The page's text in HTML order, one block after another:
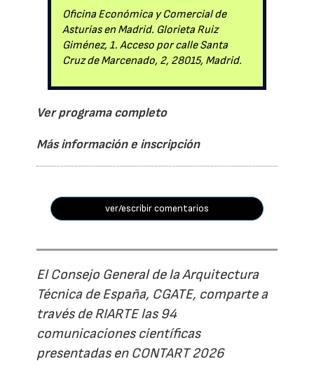
Oficina Económica y Comercial de
Asturias en Madrid. Glorieta Ruiz
Giménez, 1. Acceso por calle Santa
Cruz de Marcenado, 2, 28015, Madrid.
Ver programa completo
Más información e inscripción
ver/escribir comentarios
El Consejo General de la Arquitectura
Técnica de España, CGATE, comparte a
través de RIARTE las 94
comunicaciones científicas
presentadas en CONTART 2026